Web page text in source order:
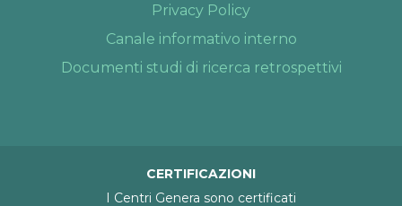
Privacy Policy
Canale informativo interno
Documenti studi di ricerca retrospettivi
CERTIFICAZIONI
I Centri Genera sono certificati